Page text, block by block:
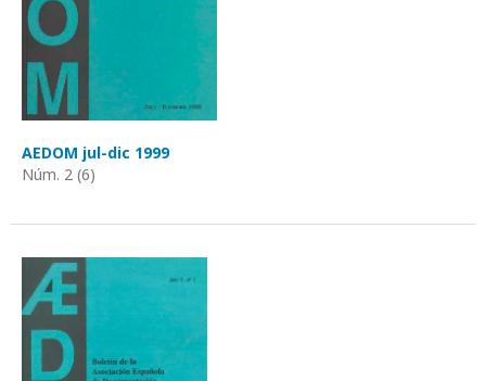
AEDOM jul-dic 1999
Núm. 2 (6)